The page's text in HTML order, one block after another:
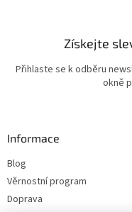
Získejte
Přihlaste se k odběru
okně
Informace
Blog
Věrnostní program
Doprava